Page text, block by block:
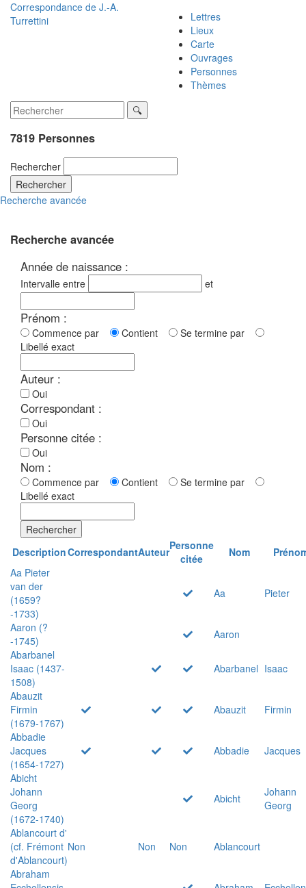
Correspondance de J.-A.
Turrettini
Lettres
Lieux
Carte
Ouvrages
Personnes
Thèmes
7819 Personnes
Rechercher
Rechercher
Recherche avancée
Recherche avancée
Année de naissance :
Intervalle entre et
Prénom :
Commence par Contient
Se termine par
Libellé exact
Auteur :
Oui
Correspondant :
Oui
Personne citée :
Oui
Nom :
Commence par Contient
Se termine par
Libellé exact
Rechercher
DescriptionCorrespondantAuteurPersonne
citée
Nom
Aa Pieter
van der
(1659?
-1733)
Aa Pieter
Aaron (?
-1745)
Aaron
Abarbanel
Isaac (1437-
1508)
Abarbanel Isaac
Abauzit
Firmin
(1679-1767)
Abauzit
Firmin
Abbadie
Jacques
(1654-1727)
Abbadie
Jacques
Abicht
Johann
Georg
(1672-1740)
Abicht
Johann
Georg
Ablancourt d'
(cf. Frémont
d'Ablancourt)
Non Non Non
Ablancourt
Abraham